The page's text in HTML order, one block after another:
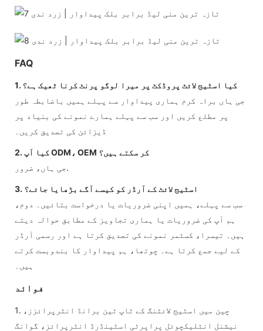
FAQ
1. کیا اسٹیج لائٹ پروڈکٹ پر میرا لوگو پرنٹ کرنا ٹھیک ہے؟
جی ہاں براہ کرم ہماری پیداوار سے پہلے ہمیں باضابطہ طور
پر مطلع کریں اور سب سے پہلے ہمارے نمونے کی بنیاد پر
ڈیزائن کی تصدیق کریں۔
2. کیا آپ ODM، OEM کر سکتے ہیں؟
جی ہاں، ضرور.
3. اسٹیج لائٹ کے آرڈر کو کیسے آگے بڑھایا جائے؟
سب سے پہلے، ہمیں اپنی ضروریات یا درخواست بتائیں۔ دوم،
ہم آپ کی ضروریات یا ہماری تجاویز کے مطابق حوالہ دیتے
ہیں۔ تیسرا، کسٹمر نمونے کی تصدیق کرتا ہے اور رسمی آرڈر
کے لیے جمع کرتا ہے۔ چوتھا، ہم پیداوار کا بندوبست کرتے
ہیں۔
فوائد
1. چین میں اسٹیج لائٹنگ کے ٹاپ ٹین برانڈ انٹرپرائزز،
نیشنل انٹلیکچوئل پراپرٹی اسٹینڈرڈ انٹرپرائز، گوانگ